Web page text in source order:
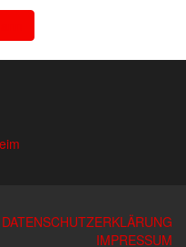
DATENSCHUTZERKLÄRUNG
IMPRESSUM